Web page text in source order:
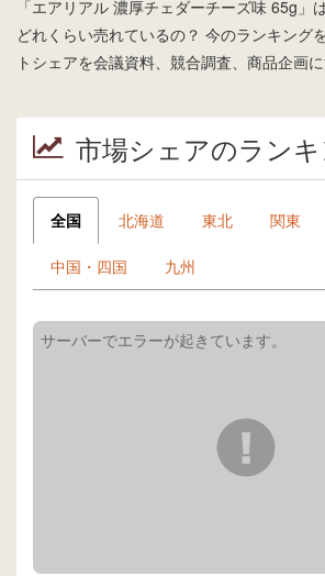
「エアリアル 濃厚チェダーチーズ味 65g」
どれくらい売れているの？ 今のランキング
トシェアを会議資料、競合調査、商品企画
市場シェアのラン
全国 北海道 東北 関東
中国・四国 九州